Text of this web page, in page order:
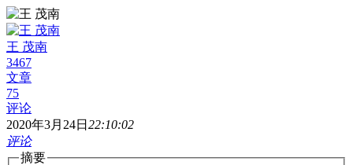
王 茂南
3467
文章
75
评论
2020年3月24日 22:10:02
评论
摘要